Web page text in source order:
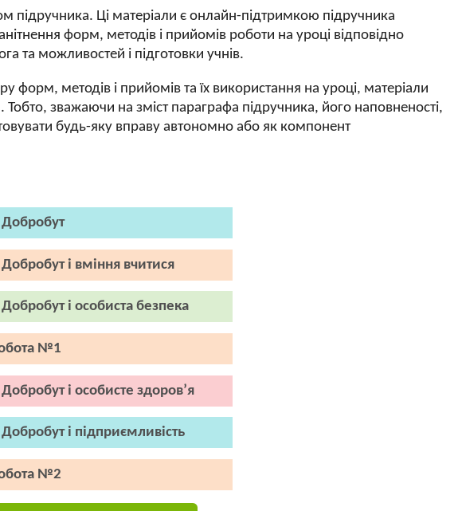
підручника. Ці матеріали є онлайн-підтримкою підручника
форм, методів і прийомів роботи на уроці відповідно
та можливостей і підготовки учнів.
методів і прийомів та їх використання на уроці, матеріали
зважаючи на зміст параграфа підручника, його наповненості,
будь-яку вправу автономно або як компонент
Добробут
Добробут і вміння вчитися
Добробут і особиста безпека
№1
Добробут і особисте здоров’я
Добробут і підприємливість
№2